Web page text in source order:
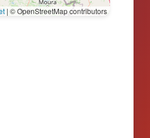
| © OpenStreetMap contributors